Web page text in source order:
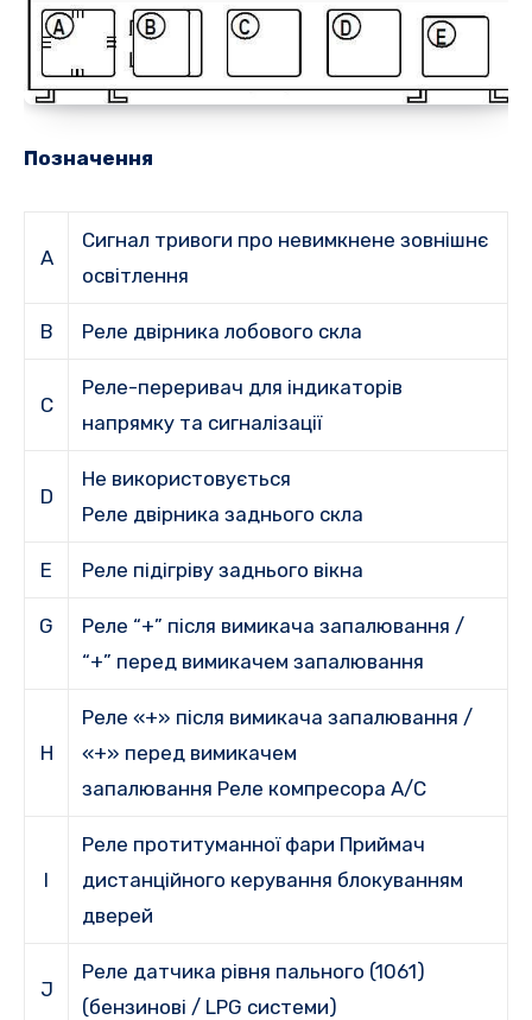
Позначення
A
Сигнал тривоги про невимкнене зовнішнє
освітлення
B Реле двірника лобового скла
C
Реле-переривач для індикаторів
напрямку та сигналізації
D
Не використовується
Реле двірника заднього скла
E Реле підігріву заднього вікна
G
Реле “+” після вимикача запалювання /
“+” перед вимикачем запалювання
H
Реле «+» після вимикача запалювання /
«+» перед вимикачем
запалювання Реле компресора A/C
I
Реле протитуманної фари Приймач
дистанційного керування блокуванням
дверей
J
Реле датчика рівня пального (1061)
(бензинові / LPG системи)